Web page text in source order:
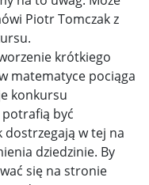
Piotr Tomczak z
krótkiego
matematyce pociąga
konkursu
potrafią być
dostrzegają w tej na
dziedzinie. By
się na stronie